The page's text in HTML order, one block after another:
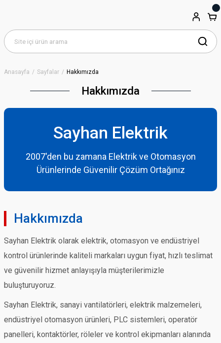
Anasayfa Sayfalar Hakkımızda
Hakkımızda
Sayhan Elektrik
2007'den bu zamana Elektrik ve Otomasyon
Ürünlerinde Güvenilir Çözüm Ortağınız
Hakkımızda
Sayhan Elektrik olarak elektrik, otomasyon ve endüstriyel
kontrol ürünlerinde kaliteli markaları uygun fiyat, hızlı teslimat
ve güvenilir hizmet anlayışıyla müşterilerimizle
buluşturuyoruz.
Sayhan Elektrik, sanayi vantilatörleri, elektrik malzemeleri,
endüstriyel otomasyon ürünleri, PLC sistemleri, operatör
panelleri, kontaktörler, röleler ve kontrol ekipmanları alanında